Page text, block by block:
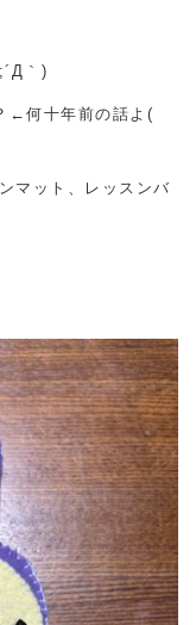
｀)
←何十年前の話よ(
マット、レッスンバ